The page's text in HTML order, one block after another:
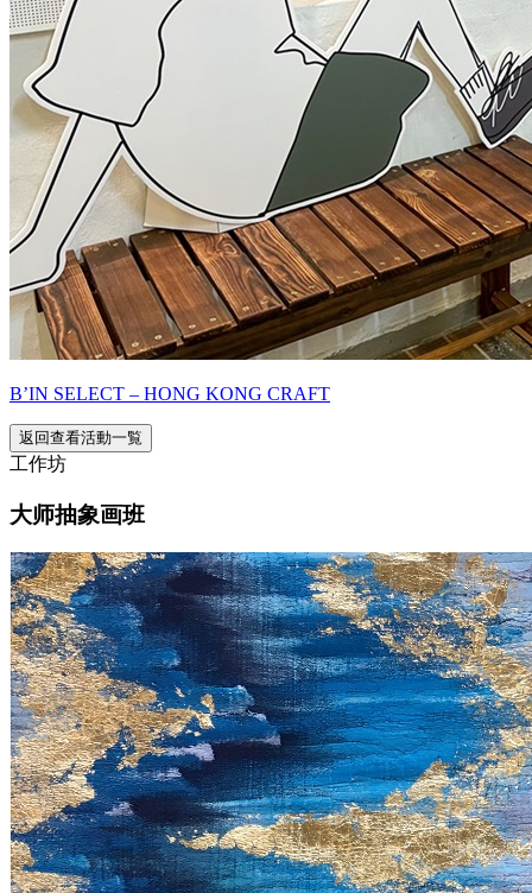
B’IN SELECT – HONG KONG CRAFT
返回查看活動一覧
工作坊
大师抽象画班